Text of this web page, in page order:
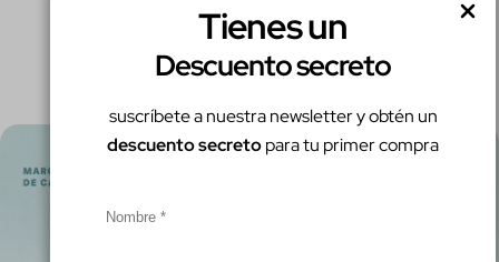
Tienes un
Descuento secreto
suscríbete a nuestra newsletter y obtén un
descuento secretopara tu primer compra
THE CASE